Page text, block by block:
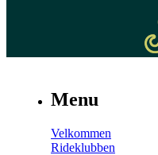
Menu
Velkommen
Rideklubben